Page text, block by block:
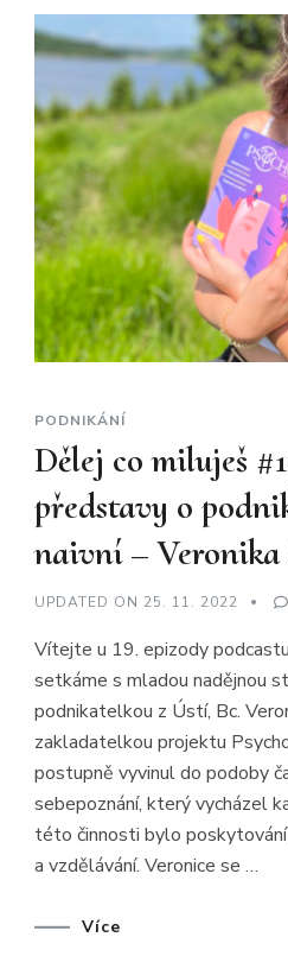
PODNIKÁNÍ
Dělej co miluješ
představy o
naivní – Veronika
UPDATED ON 25. 11. 2022
Vítejte u 19. epizody
setkáme s mladou nadějnou
podnikatelkou z Ústí, Bc.
zakladatelkou projektu
postupně vyvinul do podoby
sebepoznání, který vycházel
této činnosti bylo
a vzdělávání. Veronice se …
Více